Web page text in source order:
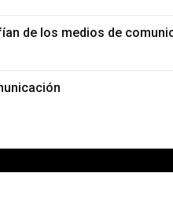
de los medios de